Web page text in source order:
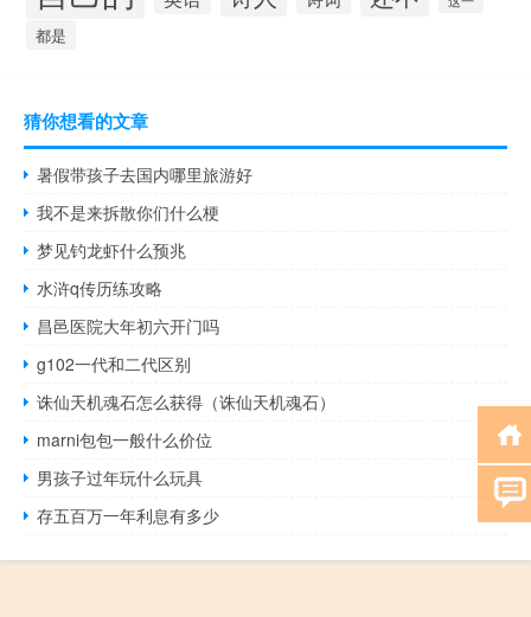
都是
猜你想看的文章
暑假带孩子去国内哪里旅游好
我不是来拆散你们什么梗
梦见钓龙虾什么预兆
水浒q传历练攻略
昌邑医院大年初六开门吗
g102一代和二代区别
诛仙天机魂石怎么获得（诛仙天机魂石）
marni包包一般什么价位
男孩子过年玩什么玩具
存五百万一年利息有多少